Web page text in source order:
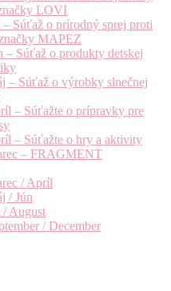
LOVI
– Súťaž o prírodný sprej proti
MAPEZ
– Súťaž o produkty detskej
– Súťaž o výrobky slnečnej
– Súťažte o prípravky pre
– Súťažte o hry a aktivity
– FRAGMENT
/ Apríl
/ Jún
/ August
/ December